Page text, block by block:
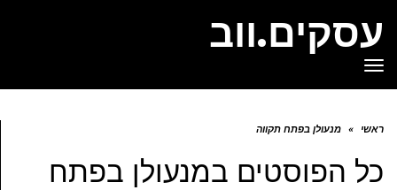
עסקים.ווב
תפריט
ראשי » מנעולן בפתח תקווה
כל הפוסטים במנעולן בפתח